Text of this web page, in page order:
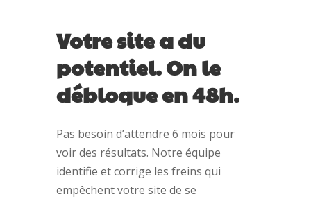
Votre site a du
potentiel. On le
débloque en 48h.
Pas besoin d’attendre 6 mois pour
voir des résultats. Notre équipe
identifie et corrige les freins qui
empêchent votre site de se